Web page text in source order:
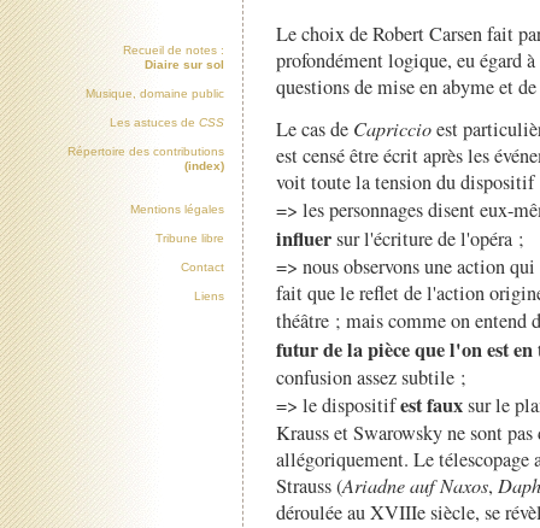
Le choix de Robert Carsen fait
profondément logique, eu égard
questions de mise en abyme et
Le cas de Capriccioest
est censé être écrit après les
voit toute la tension du dispositif
=> les personnages disent eux-
influersur l'écriture de l'opéra ;
=> nous observons une action
fait que le reflet de l'action
théâtre ; mais comme on entend
futur de la pièce que l'on est
confusion assez subtile ;
=> le dispositifest fauxsur le
Krauss et Swarowsky ne sont
allégoriquement. Le télescopage
Strauss (Ariadne auf Naxos,
déroulée au XVIIIe siècle, se
Recueil de notes :
Diaire sur sol
Musique, domaine public
Les astuces de CSS
Répertoire des contributions
(index)
Mentions légales
Tribune libre
Contact
Liens